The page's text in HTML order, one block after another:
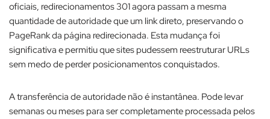
oficiais, redirecionamentos 301 agora passam a mesma
quantidade de autoridade que um link direto, preservando o
PageRank da página redirecionada. Esta mudança foi
significativa e permitiu que sites pudessem reestruturar URLs
sem medo de perder posicionamentos conquistados.​
A transferência de autoridade não é instantânea. Pode levar
semanas ou meses para ser completamente processada pelos